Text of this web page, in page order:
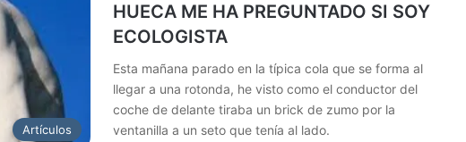
Artículos
HUECA ME HA PREGUNTADO SI SOY
ECOLOGISTA
Esta mañana parado en la típica cola que se forma al
llegar a una rotonda, he visto como el conductor del
coche de delante tiraba un brick de zumo por la
ventanilla a un seto que tenía al lado.